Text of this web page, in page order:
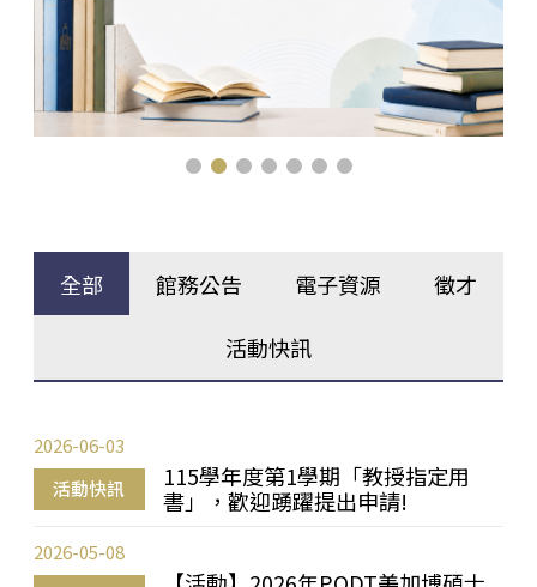
全部 館務公告 電子資源 徵才
活動快訊
活動快訊
115學年度第1學期「教授指定用
書」，歡迎踴躍提出申請!
2026-06-03
2026-05-08